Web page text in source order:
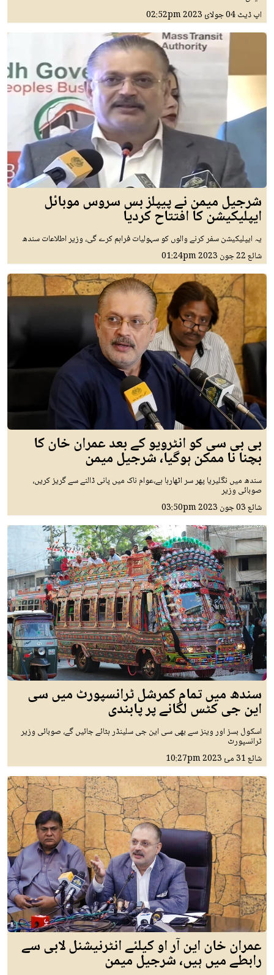
اپ ڈیٹ04 جولائ 2023 02:52pm
شرجیل میمن نے پیپلز بس سروس موبائل
ایپلیکیشن کا افتتاح کردیا
یہ ایپلیکیشن سفر کرنے والوں کو سہولیات فراہم کرے گی، وزیر اطلاعات سندھ
شائع22 جون 2023 01:24pm
بی بی سی کو انٹرویو کے بعد عمران خان کا
بچنا نا ممکن ہوگیا، شرجیل میمن
سندھ میں نگلیریا پھر سر اٹھارہا ہے،عوام ناک میں پانی ڈالنے سے گریز کریں،
صوبائی وزیر
شائع03 جون 2023 03:50pm
سندھ میں تمام کمرشل ٹرانسپورٹ میں سی
این جی کٹس لگانے پر پابندی
اسکول بسز اور وینز سے بھی سی این جی سلینڈر ہٹائے جائیں گے، صوبائی وزیر
ٹرانسپورٹ
شائع31 مئ 2023 10:27pm
عمران خان این آر او کیلئے انٹرنیشنل لابی سے
رابطے میں ہیں، شرجیل میمن